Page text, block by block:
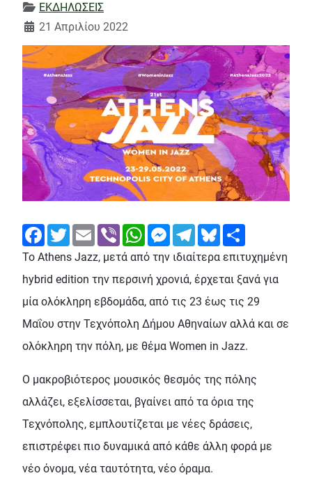
ΕΚΔΗΛΩΣΕΙΣ
21 Απριλίου 2022
FacebookTwitterEmail Viber WhatsAppMessengerTelegramBluesky
Το Athens Jazz, μετά από την ιδιαίτερα επιτυχημένη
hybrid edition την περσινή χρονιά, έρχεται ξανά για
μία ολόκληρη εβδομάδα, από τις 23 έως τις 29
Μαΐου στην Τεχνόπολη Δήμου Αθηναίων αλλά και σε
ολόκληρη την πόλη, με θέμα Women in Jazz.
Ο μακροβιότερος μουσικός θεσμός της πόλης
αλλάζει, εξελίσσεται, βγαίνει από τα όρια της
Τεχνόπολης, εμπλουτίζεται με νέες δράσεις,
επιστρέφει πιο δυναμικά από κάθε άλλη φορά με
νέο όνομα, νέα ταυτότητα, νέο όραμα.